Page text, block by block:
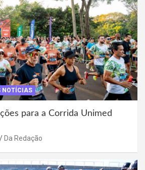
NOTÍCIAS
para a Corrida Unimed
Da Redação